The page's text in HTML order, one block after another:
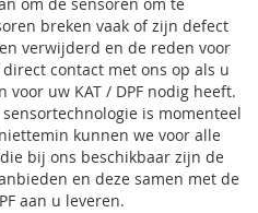
breken vaak of zijn defect
verwijderd en de reden voor
contact met ons op als u
voor uw KAT / DPF nodig heeft.
is momenteel
kunnen we voor alle
bij ons beschikbaar zijn de
en deze samen met de
aan u leveren.